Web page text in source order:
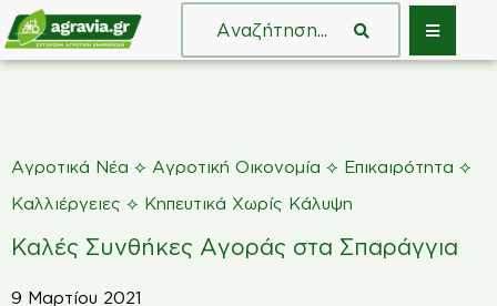
Αγροτικά Νέα ⟡ Αγροτική Οικονομία ⟡ Επικαιρότητα ⟡
Καλλιέργειες ⟡ Κηπευτικά Χωρίς Κάλυψη
Καλές Συνθήκες Αγοράς στα Σπαράγγια
9 Μαρτίου 2021